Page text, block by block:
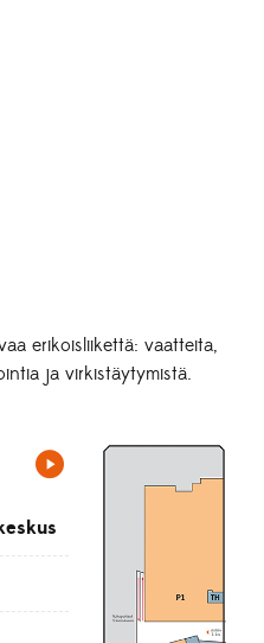
erikoisliikettä: vaatteita,
ja virkistäytymistä.